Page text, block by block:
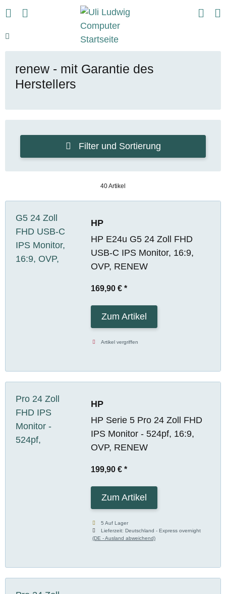
renew - mit Garantie des
Herstellers
Filter und Sortierung
40 Artikel
HP
HP E24u G5 24 Zoll FHD
USB-C IPS Monitor, 16:9,
OVP, RENEW
169,90 € *
Zum Artikel
Artikel vergriffen
HP
HP Serie 5 Pro 24 Zoll FHD
IPS Monitor - 524pf, 16:9,
OVP, RENEW
199,90 € *
Zum Artikel
5 Auf Lager
Lieferzeit:Deutschland - Express overnight
(DE - Ausland abweichend)